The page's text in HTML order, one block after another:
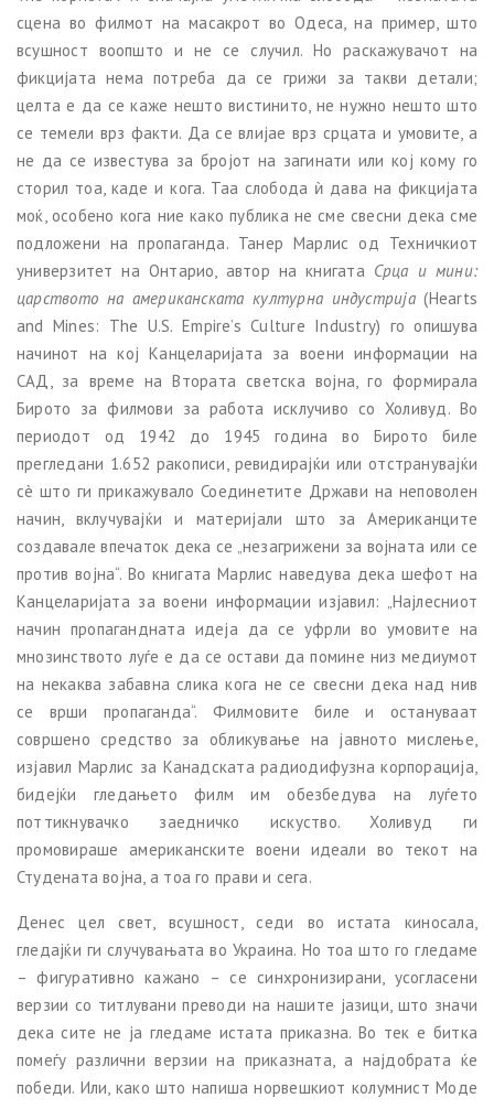
сцена во филмот на масакрот во Одеса, на пример, што
всушност воопшто и не се случил. Но раскажувачот на
фикцијата нема потреба да се грижи за такви детали;
целта е да се каже нешто вистинито, не нужно нешто што
се темели врз факти. Да се влијае врз срцата и умовите, а
не да се известува за бројот на загинати или кој кому го
сторил тоа, каде и кога. Таа слобода ѝ дава на фикцијата
моќ, особено кога ние како публика не сме свесни дека сме
подложени на пропаганда. Танер Марлис од Техничкиот
универзитет на Онтарио, автор на книгата Срца и мини:
царството на американската културна индустрија(Hearts
and Mines: The U.S. Empire’s Culture Industry) го опишува
начинот на кој Канцеларијата за воени информации на
САД, за време на Втората светска војна, го формирала
Бирото за филмови за работа исклучиво со Холивуд. Во
периодот од 1942 до 1945 година во Бирото биле
прегледани 1.652 ракописи, ревидирајќи или отстранувајќи
сè што ги прикажувало Соединетите Држави на неповолен
начин, вклучувајќи и материјали што за Американците
создавале впечаток дека се „незагрижени за војната или се
против војна“. Во книгата Марлис наведува дека шефот на
Канцеларијата за воени информации изјавил: „Најлесниот
начин пропагандната идеја да се уфрли во умовите на
мнозинството луѓе е да се остави да помине низ медиумот
на некаква забавна слика кога не се свесни дека над нив
се врши пропаганда“. Филмовите биле и остануваат
совршено средство за обликување на јавното мислење,
изјавил Марлис за Канадската радиодифузна корпорација,
бидејќи гледањето филм им обезбедува на луѓето
поттикнувачко заедничко искуство. Холивуд ги
промовираше американските воени идеали во текот на
Студената војна, а тоа го прави и сега.
Денес цел свет, всушност, седи во истата киносала,
гледајќи ги случувањата во Украина. Но тоа што го гледаме
– фигуративно кажано – се синхронизирани, усогласени
верзии со титлувани преводи на нашите јазици, што значи
дека сите не ја гледаме истата приказна. Во тек е битка
помеѓу различни верзии на приказната, а најдобрата ќе
победи. Или, како што напиша норвешкиот колумнист Моде